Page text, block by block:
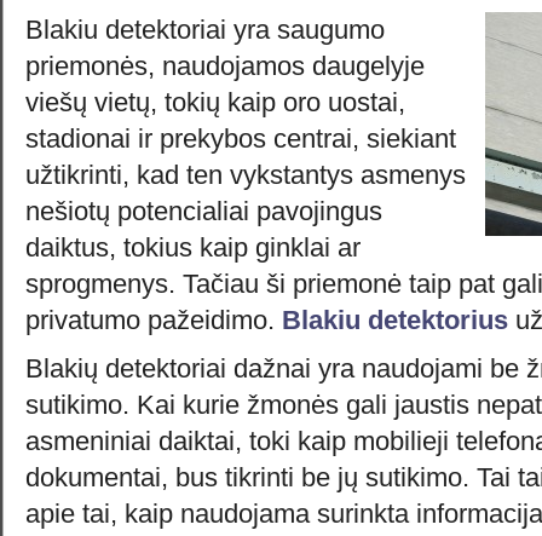
Blakiu detektoriai yra saugumo
priemonės, naudojamos daugelyje
viešų vietų, tokių kaip oro uostai,
stadionai ir prekybos centrai, siekiant
užtikrinti, kad ten vykstantys asmenys
nešiotų potencialiai pavojingus
daiktus, tokius kaip ginklai ar
sprogmenys. Tačiau ši priemonė taip pat
privatumo pažeidimo. Blakiu detektorius
Blakių detektoriai dažnai yra naudojami be
sutikimo. Kai kurie žmonės gali jaustis
asmeniniai daiktai, toki kaip mobilieji
dokumentai, bus tikrinti be jų sutikimo. Tai
apie tai, kaip naudojama surinkta